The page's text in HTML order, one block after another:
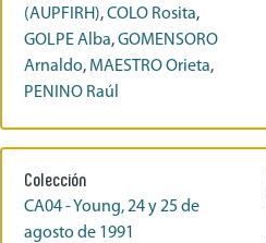
(AUPFIRH),COLO Rosita,
GOLPE Alba,GOMENSORO
Arnaldo, MAESTRO Orieta,
PENINO Raúl
Colección
CA04 - Young, 24 y 25 de
agosto de 1991